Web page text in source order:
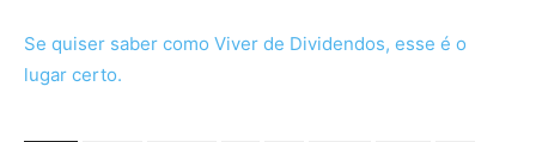
Se quiser saber como Viver de Dividendos, esse é o
lugar certo.